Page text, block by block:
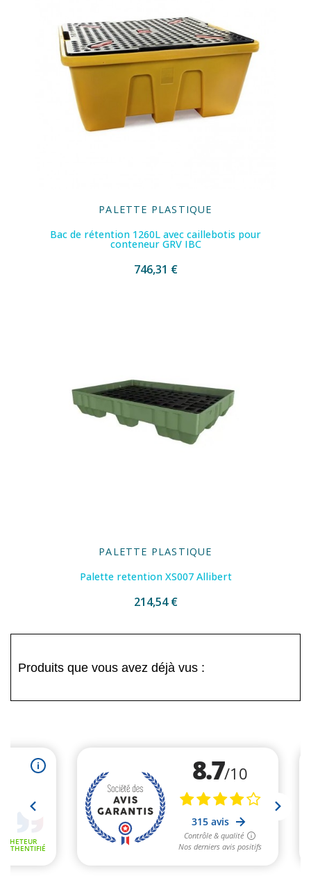
PALETTE PLASTIQUE
Bac de rétention 1260L avec caillebotis pour
conteneur GRV IBC
746,31 €
PALETTE PLASTIQUE
Palette retention XS007 Allibert
214,54 €
Produits que vous avez déjà vus :